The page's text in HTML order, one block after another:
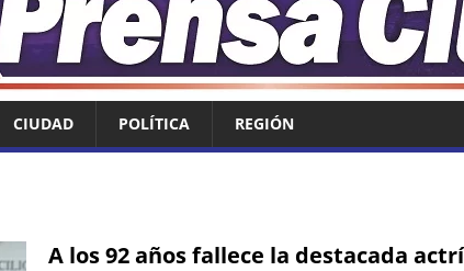
CIUDAD POLÍTICA REGIÓN
A los 92 años fallece la destacada